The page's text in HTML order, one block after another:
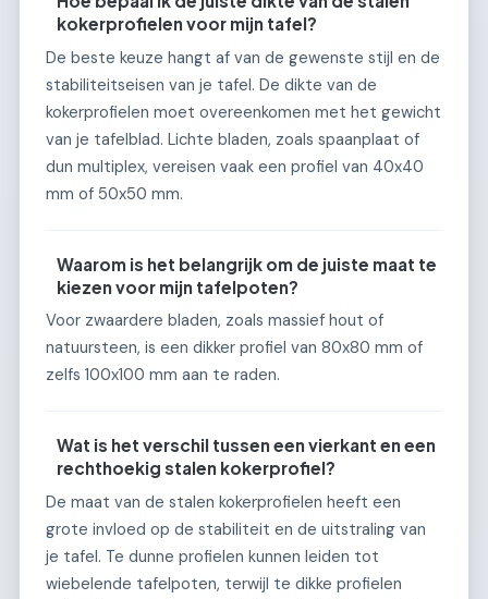
kokerprofielen voor mijn tafel?
De beste keuze hangt af van de gewenste stijl en de
stabiliteitseisen van je tafel. De dikte van de
kokerprofielen moet overeenkomen met het gewicht
van je tafelblad. Lichte bladen, zoals spaanplaat of
dun multiplex, vereisen vaak een profiel van 40x40
mm of 50x50 mm.
Waarom is het belangrijk om de juiste maat te
kiezen voor mijn tafelpoten?
Voor zwaardere bladen, zoals massief hout of
natuursteen, is een dikker profiel van 80x80 mm of
zelfs 100x100 mm aan te raden.
Wat is het verschil tussen een vierkant en een
rechthoekig stalen kokerprofiel?
De maat van de stalen kokerprofielen heeft een
grote invloed op de stabiliteit en de uitstraling van
je tafel. Te dunne profielen kunnen leiden tot
wiebelende tafelpoten, terwijl te dikke profielen